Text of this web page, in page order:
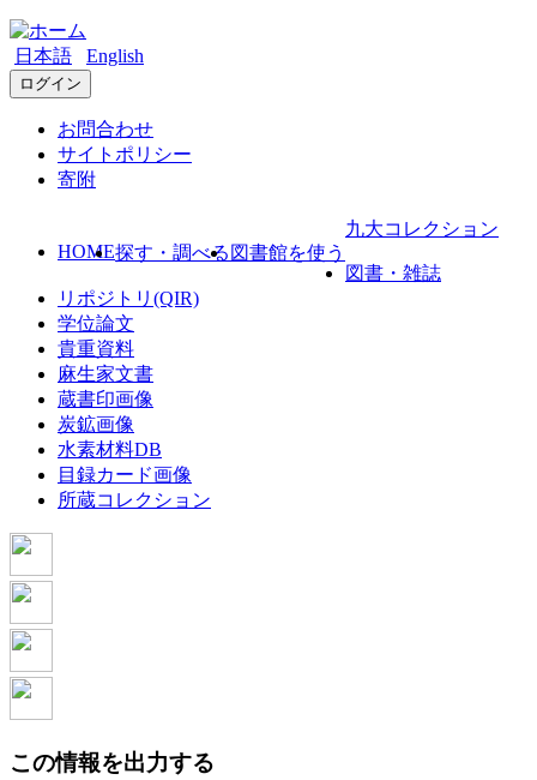
日本語 English
ログイン
お問合わせ
サイトポリシー
寄附
HOME探す・調べる 図書館を使う
九大コレクション
図書・雑誌
リポジトリ(QIR)
学位論文
貴重資料
麻生家文書
蔵書印画像
炭鉱画像
水素材料DB
目録カード画像
所蔵コレクション
この情報を出力する